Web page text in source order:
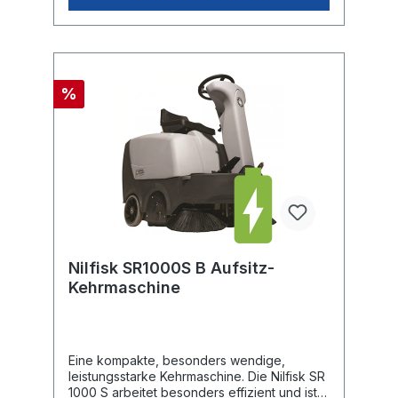
Flächen überzeugend. 60 Liter
Schmutzbehälter mit Bügelgriff und
durch einstellbaren
SchubbügelWerkzeugfreier, schneller
Wechsel von Kehrwalze, Seitenbesen und
FilterelementGuter Zugang zu den
MaschinenkomponentenDas Bedienelement
erlaubt die Einstellung aller Kehrfunktionen
aus der ArbeitspositionNicht markierende
Räder, Schlüsselschalter und
Batterieanzeige serienmässigDer
Seitenbesen startet beim Absenken
automatischOptionales Zubehör erhältlich
%
Nilfisk SR1000S B Aufsitz-
Kehrmaschine
Eine kompakte, besonders wendige,
leistungsstarke Kehrmaschine. Die Nilfisk SR
1000 S arbeitet besonders effizient und ist